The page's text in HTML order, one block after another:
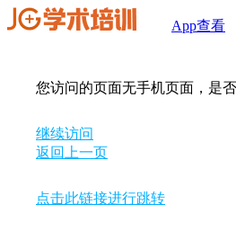
App查看
您访问的页面无手机页面，是
继续访问
返回上一页
点击此链接进行跳转